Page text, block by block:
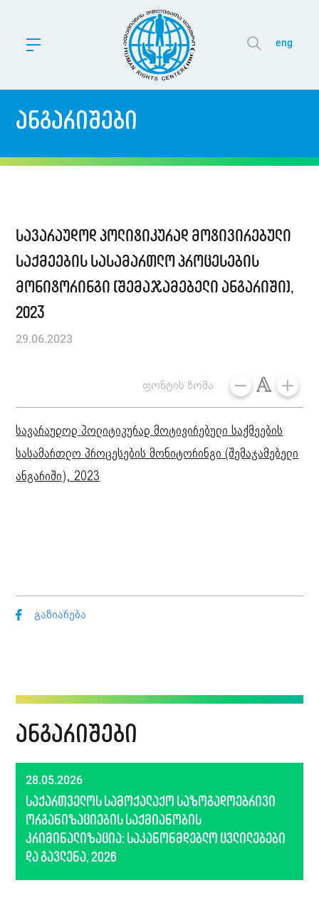
eng
ანგარიშები
სავარაუდოდ პოლიტიკურად მოტივირებული
საქმეების სასამართლო პროცესების
მონიტორინგი (შემაჯამებელი ანგარიში),
2023
29.06.2023
ფონტის ზომა
სავარაუდოდ პოლიტიკურად მოტივირებული საქმეების
სასამართლო პროცესების მონიტორინგი (შემაჯამებელი
ანგარიში), 2023
გაზიარება
ანგარიშები
28.05.2026
საქართველოს სამოქალაქო საზოგადოებრივი
ორგანიზაციების საქმიანობის
კრიმინალიზაცია: საკანონმდებლო ცვლილებები
და გავლენა, 2026